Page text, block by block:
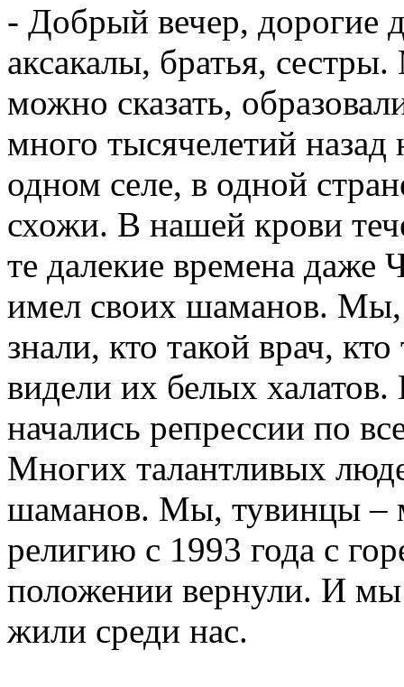
- Добрый вечер, дорогие
аксакалы, братья,
можно сказать,
много тысячелетий
одном селе, в одной
схожи. В нашей крови
те далекие времена даже
имел своих шаманов. Мы,
знали, кто такой врач,
видели их белых
начались репрессии по
Многих талантливых
шаманов. Мы, тувинцы –
религию с 1993 года с
положении вернули. И
жили среди нас.